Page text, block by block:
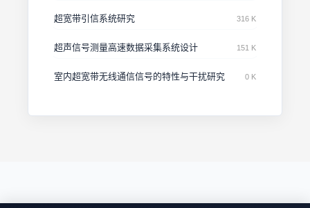
超宽带引信系统研究 316 K
超声信号测量高速数据采集系统设计 151 K
室内超宽带无线通信信号的特性与干扰研究 0 K